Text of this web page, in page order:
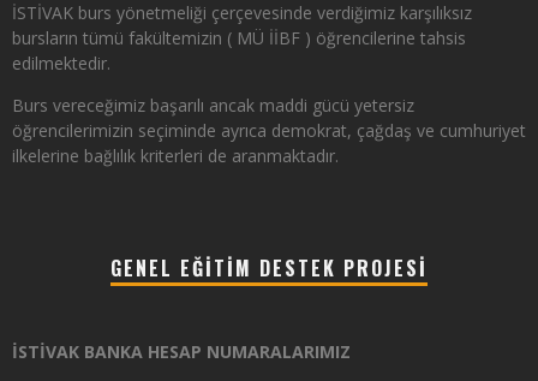
İSTİVAK burs yönetmeliği çerçevesinde verdiğimiz karşılıksız
bursların tümü fakültemizin ( MÜ İİBF ) öğrencilerine tahsis
edilmektedir.
Burs vereceğimiz başarılı ancak maddi gücü yetersiz
öğrencilerimizin seçiminde ayrıca demokrat, çağdaş ve cumhuriyet
ilkelerine bağlılık kriterleri de aranmaktadır.
GENEL EĞITIM DESTEK PROJESI
İSTİVAK BANKA HESAP NUMARALARIMIZ